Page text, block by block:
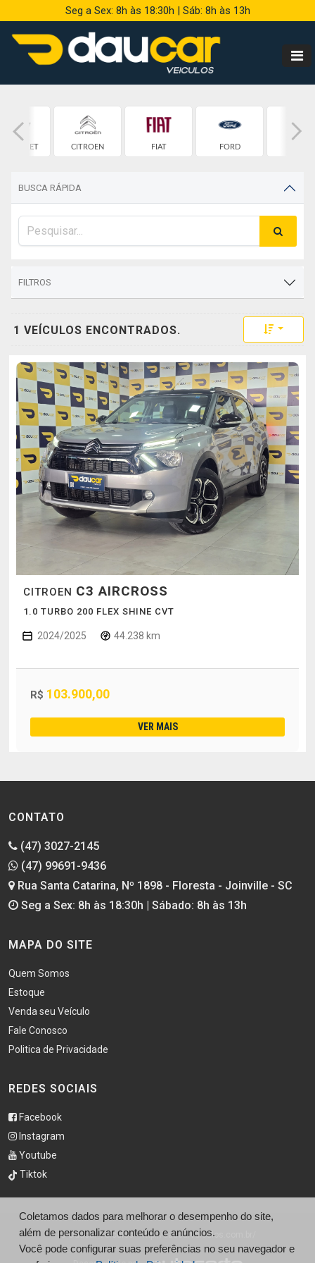
Seg a Sex: 8h às 18:30h | Sáb: 8h às 13h
CITROEN FIAT FORD
BUSCA RÁPIDA
FILTROS
1 VEÍCULOS ENCONTRADOS. Toggle
CITROEN C3 AIRCROSS
1.0 TURBO 200 FLEX SHINE CVT
2024/2025 44.238 km
R$ 103.900,00
VER MAIS
CONTATO
(47) 3027-2145
(47) 99691-9436
Rua Santa Catarina, Nº 1898 - Floresta - Joinville - SC
Seg a Sex: 8h às 18:30h | Sábado: 8h às 13h
MAPA DO SITE
Quem Somos
Estoque
Venda seu Veículo
Fale Conosco
Politica de Privacidade
REDES SOCIAIS
Facebook
Instagram
Youtube
Tiktok
© Daucar Veículos - http://daucarveiculos.com.br/
Coletamos dados para melhorar o desempenho do site,
além de personalizar conteúdo e anúncios.
Você pode configurar suas preferências no seu navegador e